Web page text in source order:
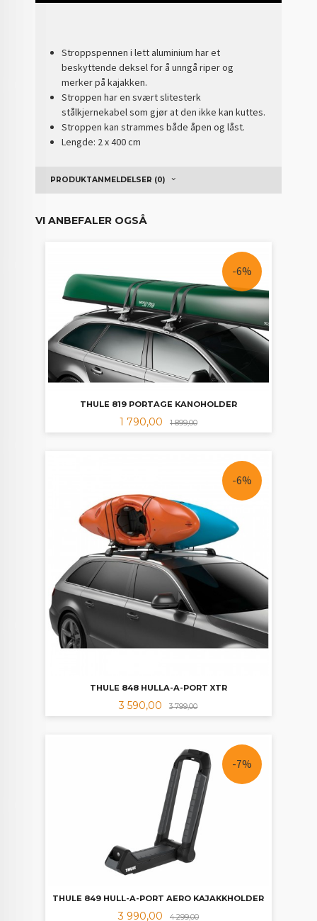
Stroppspennen i lett aluminium har et
beskyttende deksel for å unngå riper og
merker på kajakken.
Stroppen har en svært slitesterk
stålkjernekabel som gjør at den ikke kan kuttes.
Stroppen kan strammes både åpen og låst.
Lengde: 2 x 400 cm
PRODUKTANMELDELSER (0)
VI ANBEFALER OGSÅ
THULE 819 PORTAGE KANOHOLDER
Tilbud
1 790,00 1 899,00Rabatt
-6%
THULE 848 HULLA-A-PORT XTR
Tilbud
3 590,00 3 799,00Rabatt
-6%
THULE 849 HULL-A-PORT AERO KAJAKKHOLDER
Tilbud
3 990,00 4 299,00Rabatt
-7%